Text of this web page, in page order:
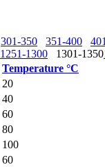
301-350 351-400
1251-1300 1301-1350
Temperature °C
20
40
60
80
100
60